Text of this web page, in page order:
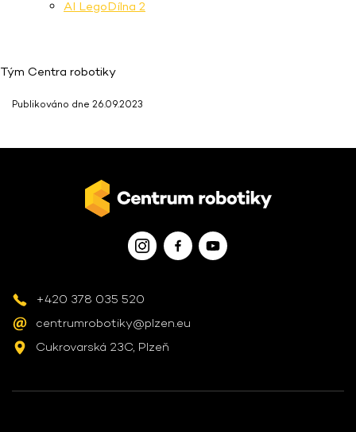
AI LegoDílna 2
Tým Centra robotiky
Publikováno dne 26.09.2023
+420 378 035 520
centrumrobotiky@plzen.eu
Cukrovarská 23C, Plzeň